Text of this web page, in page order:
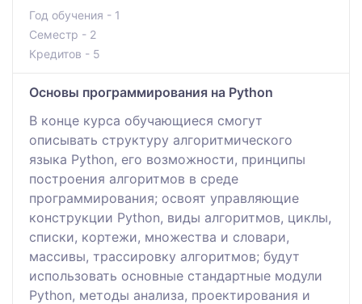
Год обучения - 1
Семестр - 2
Кредитов - 5
Основы программирования на Python
В конце курса обучающиеся смогут
описывать структуру алгоритмического
языка Python, его возможности, принципы
построения алгоритмов в среде
программирования; освоят управляющие
конструкции Python, виды алгоритмов, циклы,
списки, кортежи, множества и словари,
массивы, трассировку алгоритмов; будут
использовать основные стандартные модули
Python, методы анализа, проектирования и